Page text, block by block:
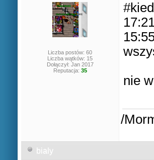
Liczba postów: 60
Liczba wątków: 15
Dołączył: Jan 2017
Reputacja: 35
nie
/
bialy